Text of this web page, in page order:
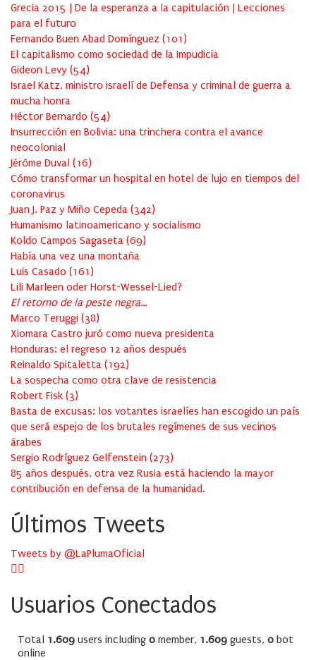
Grecia 2015 | De la esperanza a la capitulación | Lecciones
para el futuro
Fernando Buen Abad Domínguez (101 )
El capitalismo como sociedad de la Impudicia
Gideon Levy (54)
Israel Katz, ministro israelí de Defensa y criminal de guerra a
mucha honra
Héctor Bernardo (54)
Insurrección en Bolivia: una trinchera contra el avance
neocolonial
Jérôme Duval (16)
Cómo transformar un hospital en hotel de lujo en tiempos del
coronavirus
Juan J. Paz y Miño Cepeda (342)
Humanismo latinoamericano y socialismo
Koldo Campos Sagaseta (69)
Había una vez una montaña
Luis Casado (161 )
Lili Marleen oder Horst-Wessel-Lied?
El retorno de la peste negra…
Marco Teruggi (38)
Xiomara Castro juró como nueva presidenta
Honduras: el regreso 12 años después
Reinaldo Spitaletta (192)
La sospecha como otra clave de resistencia
Robert Fisk (3)
Basta de excusas: los votantes israelíes han escogido un país
que será espejo de los brutales regímenes de sus vecinos
árabes
Sergio Rodríguez Gelfenstein (273)
85 años después, otra vez Rusia está haciendo la mayor
contribución en defensa de la humanidad.
Últimos Tweets
Tweets by @LaPlumaOficial
Usuarios Conectados
Total 1.609 users including 0 member, 1.609 guests, 0 bot
online